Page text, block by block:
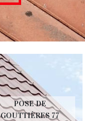
POSE DE
GOUTTIÈRES 77